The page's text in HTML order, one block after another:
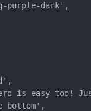
purple-dark',
is easy too!
bottom',